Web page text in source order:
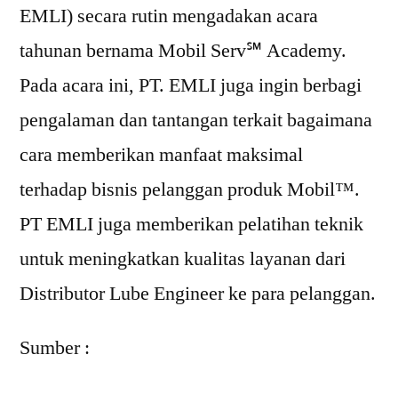
EMLI) secara rutin mengadakan acara
tahunan bernama Mobil Serv℠ Academy.
Pada acara ini, PT. EMLI juga ingin berbagi
pengalaman dan tantangan terkait bagaimana
cara memberikan manfaat maksimal
terhadap bisnis pelanggan produk Mobil™.
PT EMLI juga memberikan pelatihan teknik
untuk meningkatkan kualitas layanan dari
Distributor Lube Engineer ke para pelanggan.
Sumber :